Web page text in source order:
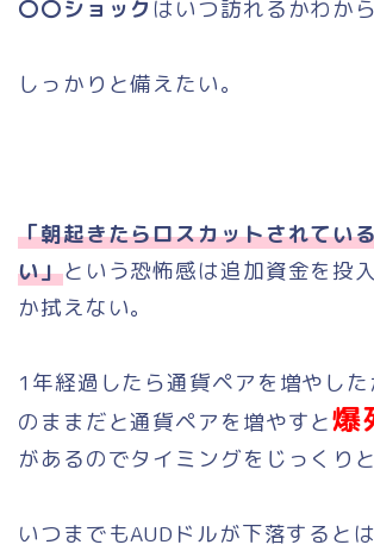
〇〇ショック はいつ訪れるかわから
しっかりと備えたい。
「朝起きたらロスカットされてい
い」という恐怖感は追加資金を投
か拭えない。
1年経過したら通貨ペアを増やし
のままだと通貨ペアを増やすと爆
があるのでタイミングをじっくり
いつまでもAUDドルが下落すると